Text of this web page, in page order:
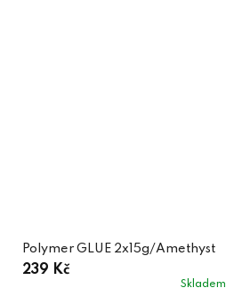
Polymer GLUE 2x15g/Amethyst
239 Kč
Skladem